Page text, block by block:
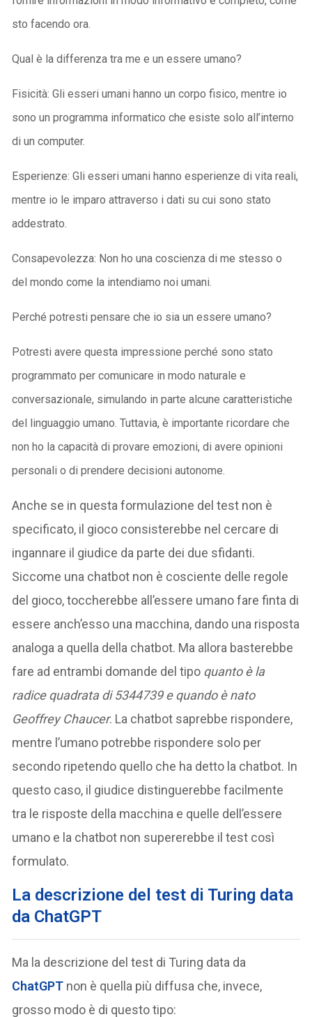
sto facendo ora.
Qual è la differenza tra me e un essere umano?
Fisicità: Gli esseri umani hanno un corpo fisico, mentre io
sono un programma informatico che esiste solo all’interno
di un computer.
Esperienze: Gli esseri umani hanno esperienze di vita reali,
mentre io le imparo attraverso i dati su cui sono stato
addestrato.
Consapevolezza: Non ho una coscienza di me stesso o
del mondo come la intendiamo noi umani.
Perché potresti pensare che io sia un essere umano?
Potresti avere questa impressione perché sono stato
programmato per comunicare in modo naturale e
conversazionale, simulando in parte alcune caratteristiche
del linguaggio umano. Tuttavia, è importante ricordare che
non ho la capacità di provare emozioni, di avere opinioni
personali o di prendere decisioni autonome.
Anche se in questa formulazione del test non è
specificato, il gioco consisterebbe nel cercare di
ingannare il giudice da parte dei due sfidanti.
Siccome una chatbot non è cosciente delle regole
del gioco, toccherebbe all’essere umano fare finta di
essere anch’esso una macchina, dando una risposta
analoga a quella della chatbot. Ma allora basterebbe
fare ad entrambi domande del tipo quanto è la
radice quadrata di 5344739 e quando è nato
Geoffrey Chaucer. La chatbot saprebbe rispondere,
mentre l’umano potrebbe rispondere solo per
secondo ripetendo quello che ha detto la chatbot. In
questo caso, il giudice distinguerebbe facilmente
tra le risposte della macchina e quelle dell’essere
umano e la chatbot non supererebbe il test così
formulato.
La descrizione del test di Turing data
da ChatGPT
Ma la descrizione del test di Turing data da
ChatGPT non è quella più diffusa che, invece,
grosso modo è di questo tipo: